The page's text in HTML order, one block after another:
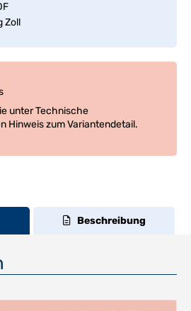
Zoll
unter Technische
Hinweis zum Variantendetail.
Beschreibung